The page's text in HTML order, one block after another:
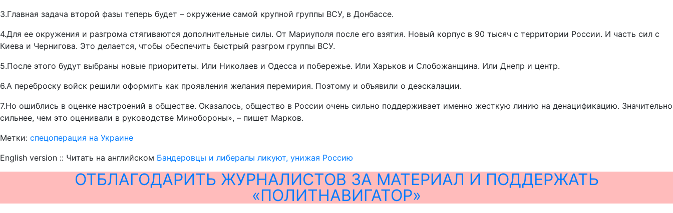
3.Главная задача второй фазы теперь будет – окружение самой крупной группы ВСУ, в Донбассе.
4.Для ее окружения и разгрома стягиваются дополнительные силы. От Мариуполя после его взятия. Новый корпус в 90 тысяч с территории России. И часть сил с
Киева и Чернигова. Это делается, чтобы обеспечить быстрый разгром группы ВСУ.
5.После этого будут выбраны новые приоритеты. Или Николаев и Одесса и побережье. Или Харьков и Слобожанщина. Или Днепр и центр.
6.А переброску войск решили оформить как проявления желания перемирия. Поэтому и объявили о деэскалации.
7.Но ошиблись в оценке настроений в обществе. Оказалось, общество в России очень сильно поддерживает именно жесткую линию на денацификацию. Значительно
сильнее, чем это оценивали в руководстве Минобороны», – пишет Марков.
Метки: спецоперация на Украине
English version :: Читать на английском Бандеровцы и либералы ликуют, унижая Россию
ОТБЛАГОДАРИТЬ ЖУРНАЛИСТОВ ЗА МАТЕРИАЛ И ПОДДЕРЖАТЬ
«ПОЛИТНАВИГАТОР»